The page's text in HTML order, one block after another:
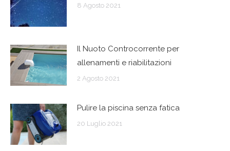
8 Agosto 2021
Il Nuoto Controcorrente per
allenamenti e riabilitazioni
2 Agosto 2021
Pulire la piscina senza fatica
20 Luglio 2021